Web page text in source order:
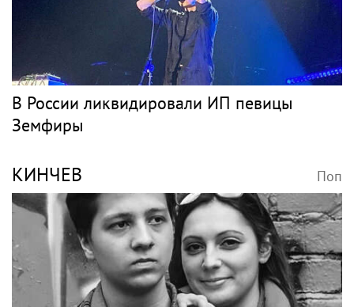
В России ликвидировали ИП певицы
Земфиры
КИНЧЕВ Поп